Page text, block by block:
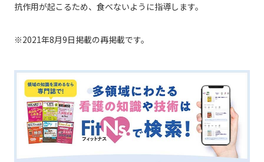
抗作用が起こるため、食べないように指導します。
※2021年8月9日掲載の再掲載です。